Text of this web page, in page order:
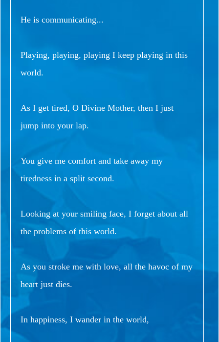
He is communicating...
Playing, playing, playing I keep playing in this
world.
As I get tired, O Divine Mother, then I just
jump into your lap.
You give me comfort and take away my
tiredness in a split second.
Looking at your smiling face, I forget about all
the problems of this world.
As you stroke me with love, all the havoc of my
heart just dies.
In happiness, I wander in the world,